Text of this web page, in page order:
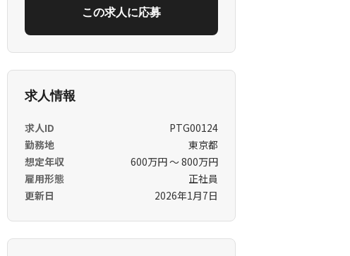
この求人に応募
求人情報
求人ID
PTG00124
勤務地
東京都
想定年収
600万円 〜 800万円
雇用形態
正社員
更新日
2026年1月7日